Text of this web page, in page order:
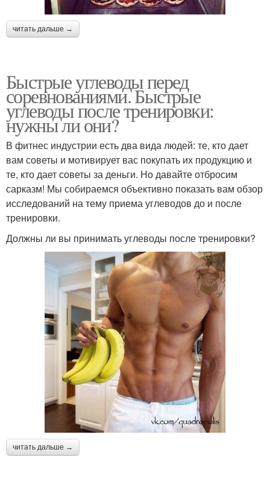
читать дальше →
Быстрые углеводы перед
соревнованиями. Быстрые
углеводы после тренировки:
нужны ли они?
В фитнес индустрии есть два вида людей: те, кто дает
вам советы и мотивирует вас покупать их продукцию и
те, кто дает советы за деньги. Но давайте отбросим
сарказм! Мы собираемся объективно показать вам обзор
исследований на тему приема углеводов до и после
тренировки.
Должны ли вы принимать углеводы после тренировки?
читать дальше →